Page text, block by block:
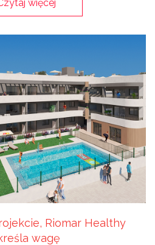
więcej
Riomar Healthy
wagę